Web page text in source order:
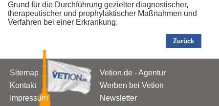
Grund für die Durchführung gezielter diagnostischer,
therapeutischer und prophylaktischer Maßnahmen und
Verfahren bei einer Erkrankung.
Zurück
Sitemap
Kontakt
Impressum
Vetion.de - Agentur
Werben bei Vetion
Newsletter